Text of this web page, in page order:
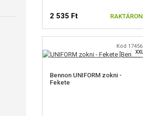
2 535 Ft RAKTÁRON
VÁLASSZON MÉRETET
Kód 17456
XXL
Bennon UNIFORM zokni -
Fekete